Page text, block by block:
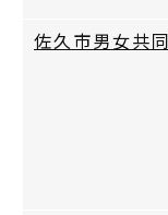
佐久市男女共